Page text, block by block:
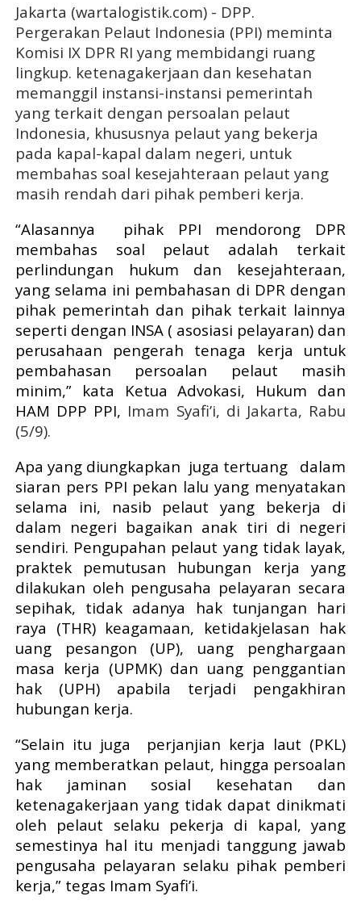
Jakarta (wartalogistik.com) - DPP.
Pergerakan Pelaut Indonesia (PPI) meminta
Komisi IX DPR RI yang membidangi ruang
lingkup. ketenagakerjaan dan kesehatan
memanggil instansi-instansi pemerintah
yang terkait dengan persoalan pelaut
Indonesia, khususnya pelaut yang bekerja
pada kapal-kapal dalam negeri, untuk
membahas soal kesejahteraan pelaut yang
masih rendah dari pihak pemberi kerja.
“Alasannya
pihak PPI mendorong DPR
membahas soal pelaut adalah terkait
perlindungan hukum dan kesejahteraan,
yang selama ini pembahasan di DPR dengan
pihak pemerintah dan pihak terkait lainnya
seperti dengan INSA ( asosiasi pelayaran) dan
perusahaan pengerah tenaga kerja untuk
pembahasan persoalan pelaut masih
minim,” kata Ketua Advokasi, Hukum dan
HAM DPP PPI, Imam Syafi’i, di Jakarta, Rabu
(5/9).
Apa yang diungkapkan juga tertuang
dalam
siaran pers PPI pekan lalu yang menyatakan
selama ini, nasib pelaut yang bekerja di
dalam negeri bagaikan anak tiri di negeri
sendiri. Pengupahan pelaut yang tidak layak,
praktek pemutusan hubungan kerja yang
dilakukan oleh pengusaha pelayaran secara
sepihak, tidak adanya hak tunjangan hari
raya (THR) keagamaan, ketidakjelasan hak
uang pesangon (UP), uang penghargaan
masa kerja (UPMK) dan uang penggantian
hak (UPH) apabila terjadi pengakhiran
hubungan kerja.
“Selain itu juga
perjanjian kerja laut (PKL)
yang memberatkan pelaut, hingga persoalan
hak jaminan sosial kesehatan dan
ketenagakerjaan yang tidak dapat dinikmati
oleh pelaut selaku pekerja di kapal, yang
semestinya hal itu menjadi tanggung jawab
pengusaha pelayaran selaku pihak pemberi
kerja,” tegas Imam Syafi’i.